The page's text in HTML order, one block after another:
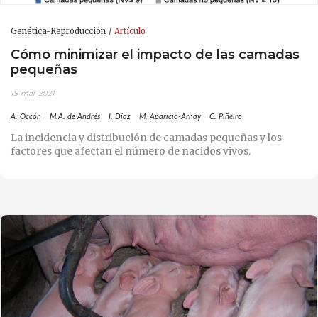
Genética-Reproducción Artículo
Cómo minimizar el impacto de las camadas
pequeñas
15-mar-2021
A. Occón M.A. de Andrés I. Díaz M. Aparicio-Arnay C. Piñeiro
La incidencia y distribución de camadas pequeñas y los
factores que afectan el número de nacidos vivos.